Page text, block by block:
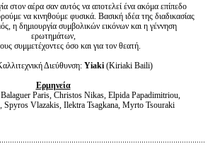
στον αέρα σαν αυτός να αποτελεί ένα ακόμα επίπεδο
να κινηθούμε φυσικά. Βασική ιδέα της διαδικασίας
η δημιουργία συμβολικών εικόνων και η γέννηση
ερωτημάτων,
συμμετέχοντες όσο και για τον θεατή.
Διεύθυνση: Yiaki(Kiriaki Baili)
Ερμηνεία
Paris, Christos Nikas, Elpida Papadimitriou,
Spyros Vlazakis, Ilektra Tsagkana, Myrto Tsouraki